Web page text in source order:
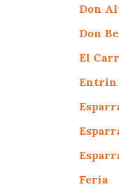
Don
Don
El
Entrín
Feria